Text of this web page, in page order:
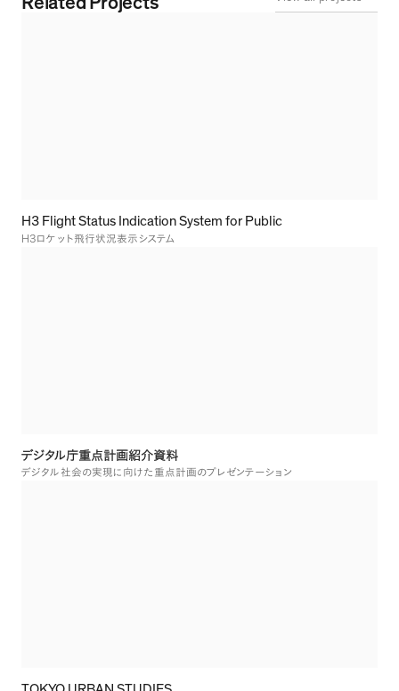
H3 Flight Status Indication System for Public
H3 ロケット飛行状況表示システム
デジタル庁重点計画紹介資料
デジタル社会の実現に向けた重点計画のプレゼンテーション